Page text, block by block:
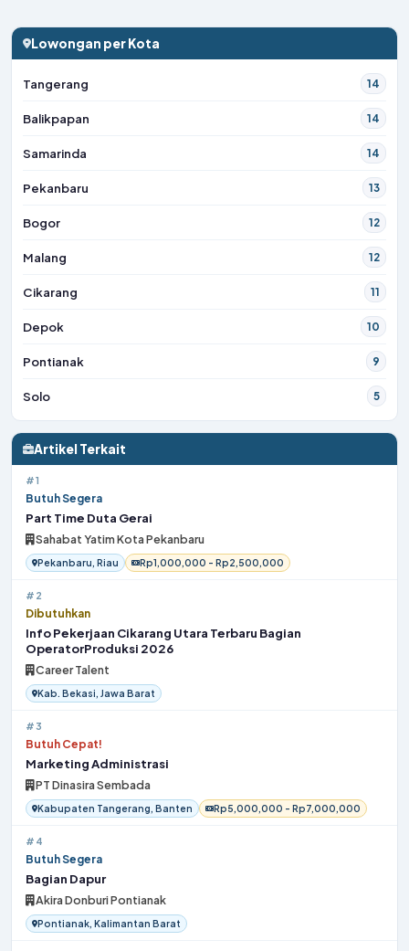
Lowongan per Kota
Tangerang 14
Balikpapan 14
Samarinda 14
Pekanbaru 13
Bogor 12
Malang 12
Cikarang 11
Depok 10
Pontianak 9
Solo 5
Artikel Terkait
#1
Butuh Segera
Part Time Duta Gerai
Sahabat Yatim Kota Pekanbaru
Pekanbaru, Riau Rp1,000,000 - Rp2,500,000
#2
Dibutuhkan
Info Pekerjaan Cikarang Utara Terbaru Bagian
OperatorProduksi 2026
Career Talent
Kab. Bekasi, Jawa Barat
#3
Butuh Cepat!
Marketing Administrasi
PT Dinasira Sembada
Kabupaten Tangerang, Banten Rp5,000,000 - Rp7,000,000
#4
Butuh Segera
Bagian Dapur
Akira Donburi Pontianak
Pontianak, Kalimantan Barat